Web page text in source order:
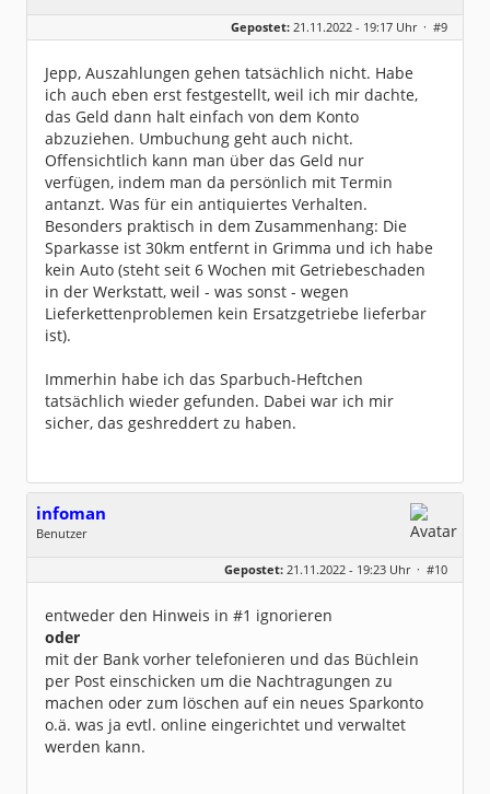
Geschlecht:
keine Angabe
Homepage:
willuhn.de/
Dabei seit:
03 / 2005
Gepostet: 21.11.2022 - 19:17 Uhr · #9
Jepp, Auszahlungen gehen tatsächlich nicht. Habe
ich auch eben erst festgestellt, weil ich mir dachte,
das Geld dann halt einfach von dem Konto
abzuziehen. Umbuchung geht auch nicht.
Offensichtlich kann man über das Geld nur
verfügen, indem man da persönlich mit Termin
antanzt. Was für ein antiquiertes Verhalten.
Besonders praktisch in dem Zusammenhang: Die
Sparkasse ist 30km entfernt in Grimma und ich habe
kein Auto (steht seit 6 Wochen mit Getriebeschaden
in der Werkstatt, weil - was sonst - wegen
Lieferkettenproblemen kein Ersatzgetriebe lieferbar
ist).
Immerhin habe ich das Sparbuch-Heftchen
tatsächlich wieder gefunden. Dabei war ich mir
sicher, das geshreddert zu haben.
infoman
Benutzer
Dabei seit:
06 / 2008
Gepostet: 21.11.2022 - 19:23 Uhr · #10
entweder den Hinweis in #1 ignorieren
oder
mit der Bank vorher telefonieren und das Büchlein
per Post einschicken um die Nachtragungen zu
machen oder zum löschen auf ein neues Sparkonto
o.ä. was ja evtl. online eingerichtet und verwaltet
werden kann.